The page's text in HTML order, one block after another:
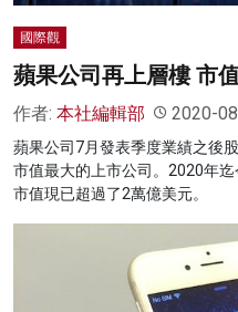
國際觀
蘋果公司再上層樓 市
作者: 本社編輯部 2020-
蘋果公司7月發表季度業績之後
市值最大的上市公司。2020年
市值現已超過了2萬億美元。